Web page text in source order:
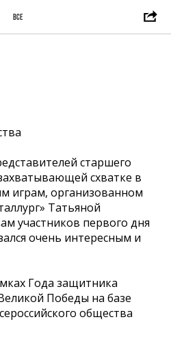
ВСЕ
старшего
схватке в
играм, организованном
Татьяной
участников первого дня
очень интересным и
Года защитника
Победы на базе
общества